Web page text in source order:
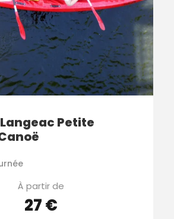
Petite
À partir de
27 €